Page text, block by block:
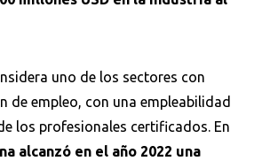
uno de los sectores con
de empleo, con una empleabilidad
los profesionales certificados. En
alcanzó en el año 2022 una